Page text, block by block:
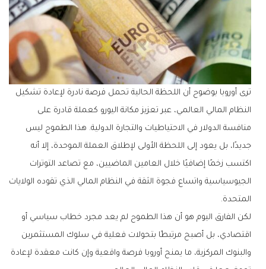
ترى أوروبا بوضوح أن اللحظة الحالية تحمل فرصة نادرة لإعادة تشكيل
النظام المالي العالمي، عبر تعزيز مكانة اليورو كعملة قادرة على
منافسة الدولار في الاحتياطيات والتجارة الدولية. هذا الطموح ليس
جديدًا، بل يعود إلى اللحظة الأولى لإطلاق العملة الموحدة، إلا أنه
اكتسب زخمًا إضافيًا خلال العامين الماضيين، مع تصاعد التوترات
الجيوسياسية واتساع فجوة الثقة في النظام المالي الذي تقوده الولايات
المتحدة.
لكن الفارق اليوم هو أن هذا الطموح لم يعد مجرد خطاب سياسي أو
اقتصادي، بل أصبح مرتبطًا بتحولات فعلية في سلوك المستثمرين
والبنوك المركزية، ما يمنح أوروبا فرصة واقعية وإن كانت معقدة لإعادة